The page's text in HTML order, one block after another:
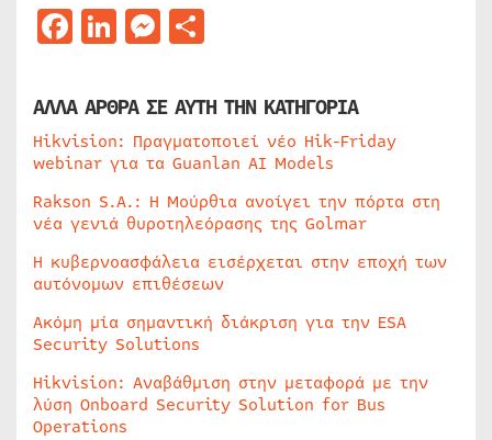
Facebook
LinkedIn
Messenger
ΑΛΛΑ ΑΡΘΡΑ ΣΕ ΑΥΤΗ ΤΗΝ ΚΑΤΗΓΟΡΙΑ
Hikvision: Πραγματοποιεί νέο Hik-Friday
webinar για τα Guanlan AI Models
Rakson S.A.: Η Μούρθια ανοίγει την πόρτα στη
νέα γενιά θυροτηλεόρασης της Golmar
Η κυβερνοασφάλεια εισέρχεται στην εποχή των
αυτόνομων επιθέσεων
Ακόμη μία σημαντική διάκριση για την ESA
Security Solutions
Hikvision: Αναβάθμιση στην μεταφορά με την
λύση Onboard Security Solution for Bus
Operations